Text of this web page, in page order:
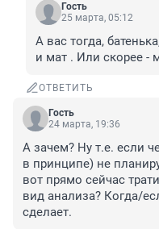
Гость
25 марта, 05:12
А вас тогда,
и мат . Или скорее -
ОТВЕТИТЬ
Гость
24 марта, 19:36
А зачем? Ну т.е. если
в принципе) не
вот прямо сейчас
вид анализа? Когда/
сделает.